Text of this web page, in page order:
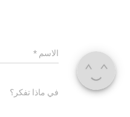
الاسم *
في ماذا تفكر؟